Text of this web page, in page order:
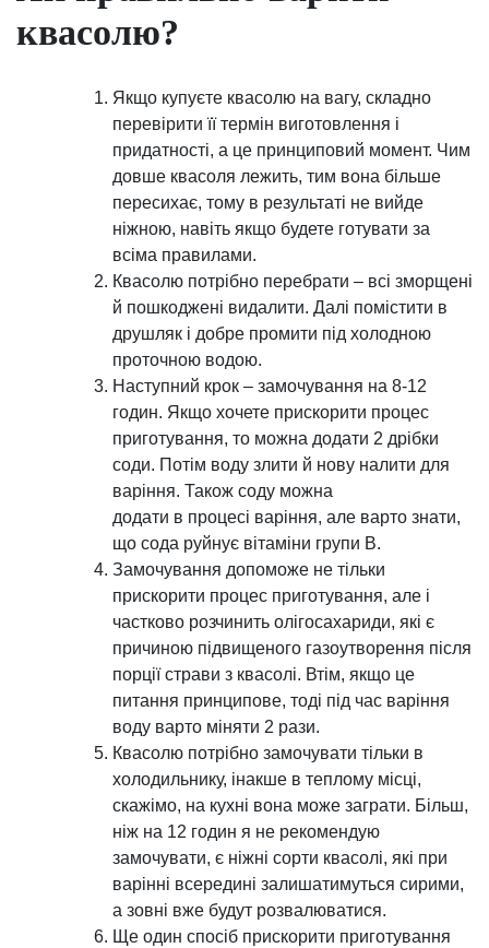
квасолю?
Якщо купуєте квасолю на вагу, складно
перевірити її термін виготовлення і
придатності, а це принциповий момент. Чим
довше квасоля лежить, тим вона більше
пересихає, тому в результаті не вийде
ніжною, навіть якщо будете готувати за
всіма правилами.
Квасолю потрібно перебрати – всі зморщені
й пошкоджені видалити. Далі помістити в
друшляк і добре промити під холодною
проточною водою.
Наступний крок – замочування на 8-12
годин. Якщо хочете прискорити процес
приготування, то можна додати 2 дрібки
соди. Потім воду злити й нову налити для
варіння. Також соду можна
додати в процесі варіння, але варто знати,
що сода руйнує вітаміни групи В.
Замочування допоможе не тільки
прискорити процес приготування, але і
частково розчинить олігосахариди, які є
причиною підвищеного газоутворення після
порції страви з квасолі. Втім, якщо це
питання принципове, тоді під час варіння
воду варто міняти 2 рази.
Квасолю потрібно замочувати тільки в
холодильнику, інакше в теплому місці,
скажімо, на кухні вона може заграти. Більш,
ніж на 12 годин я не рекомендую
замочувати, є ніжні сорти квасолі, які при
варінні всередині залишатимуться сирими,
а зовні вже будут розвалюватися.
Ще один спосіб прискорити приготування